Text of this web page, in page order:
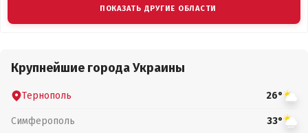
ПОКАЗАТЬ ДРУГИЕ ОБЛАСТИ
Крупнейшие города Украины
Тернополь 26°
Симферополь 33°